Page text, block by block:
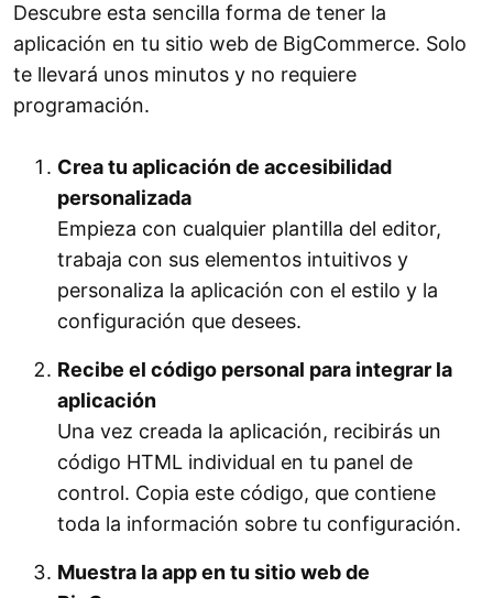
Descubre esta sencilla forma de tener la
aplicación en tu sitio web de BigCommerce. Solo
te llevará unos minutos y no requiere
programación.
Crea tu aplicación de accesibilidad
personalizada
Empieza con cualquier plantilla del editor,
trabaja con sus elementos intuitivos y
personaliza la aplicación con el estilo y la
configuración que desees.
Recibe el código personal para integrar la
aplicación
Una vez creada la aplicación, recibirás un
código HTML individual en tu panel de
control. Copia este código, que contiene
toda la información sobre tu configuración.
Muestra la app en tu sitio web de